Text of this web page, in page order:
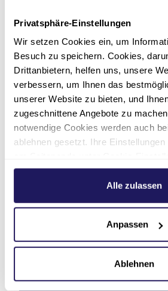
Privatsphäre-Einstellungen
Wir setzen Cookies ein, um
Besuch zu speichern. Cookies,
Drittanbietern, helfen uns, unsere
verbessern, um Ihnen das
unserer Website zu bieten, und
zugeschnittene Angebote zu
notwendige Cookies werden auch
ablehnen gesetzt. Ihre
Weitere Informationen hierzu finden
.Alle zulassen
Anpassen
Ablehnen
Kontakt
Adresse
Telefon